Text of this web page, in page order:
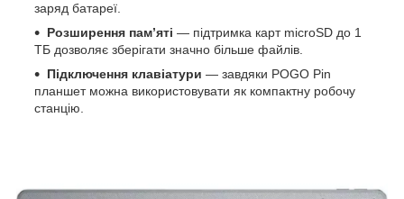
заряд батареї.
Розширення пам’яті — підтримка карт microSD до 1
ТБ дозволяє зберігати значно більше файлів.
Підключення клавіатури — завдяки POGO Pin
планшет можна використовувати як компактну робочу
станцію.